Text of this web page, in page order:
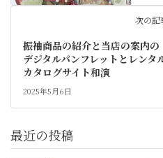
次の記
振袖商品の紹介と当店の案内の
デジタルパンフレットとレンタ
カタログサイト和演
2025年5月6日
最近の投稿